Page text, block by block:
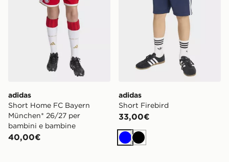
adidas
Short Home FC Bayern
München* 26/27 per
bambini e bambine
40,00€
adidas
Short Firebird
33,00€
BluNero